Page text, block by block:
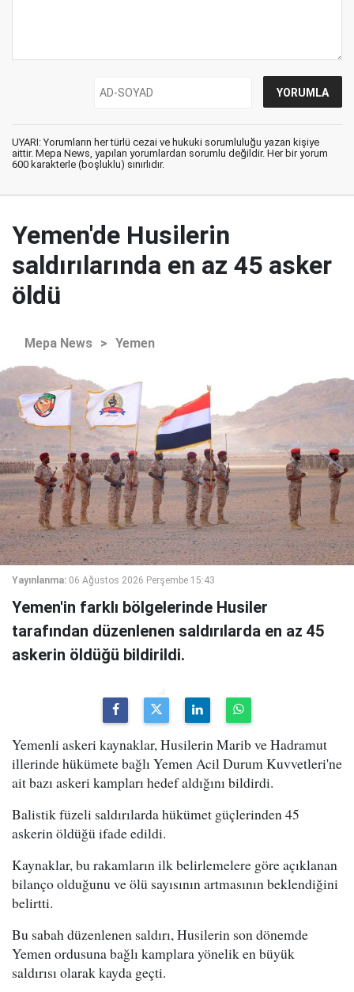
UYARI: Yorumların her türlü cezai ve hukuki sorumluluğu yazan kişiye
aittir. Mepa News, yapılan yorumlardan sorumlu değildir. Her bir yorum
600 karakterle (boşluklu) sınırlıdır.
Yemen'de Husilerin
saldırılarında en az 45 asker
öldü
Mepa News > Yemen
Yayınlanma: 06 Ağustos 2026 Perşembe 15:43
Yemen'in farklı bölgelerinde Husiler
tarafından düzenlenen saldırılarda en az 45
askerin öldüğü bildirildi.
Yemenli askeri kaynaklar, Husilerin Marib ve Hadramut
illerinde hükümete bağlı Yemen Acil Durum Kuvvetleri'ne
ait bazı askeri kampları hedef aldığını bildirdi.
Balistik füzeli saldırılarda hükümet güçlerinden 45
askerin öldüğü ifade edildi.
Kaynaklar, bu rakamların ilk belirlemelere göre açıklanan
bilanço olduğunu ve ölü sayısının artmasının beklendiğini
belirtti.
Bu sabah düzenlenen saldırı, Husilerin son dönemde
Yemen ordusuna bağlı kamplara yönelik en büyük
saldırısı olarak kayda geçti.